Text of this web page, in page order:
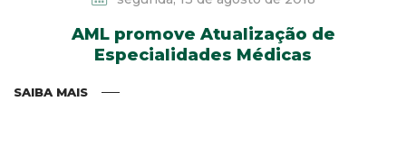
AML promove Atualização de
Especialidades Médicas
SAIBA MAIS